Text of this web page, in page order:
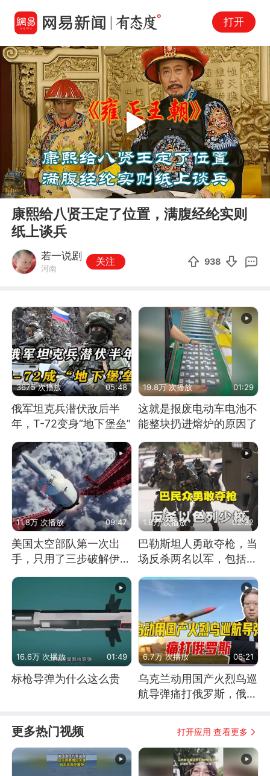
打开
00:00 05:08
Play
康熙给八贤王定了位置，满腹经纶实则
纸上谈兵
若一说剧
河南
关注 938
3675 次播放 05:48
俄军坦克兵潜伏敌后半
年，T-72变身“地下堡垒”
19.8万 次播放 01:29
这就是报废电动车电池不
能整块扔进熔炉的原因了
11.8万 次播放 09:47
美国太空部队第一次出
手，只用了三步破解伊朗
1.8万 次播放 02:32
巴勒斯坦人勇敢夺枪，当
场反杀两名以军，包括一
16.6万 次播放 01:49
标枪导弹为什么这么贵
6.7万 次播放 06:21
乌克兰动用国产火烈鸟巡
航导弹痛打俄罗斯，俄军
更多热门视频 打开应用 查看更多